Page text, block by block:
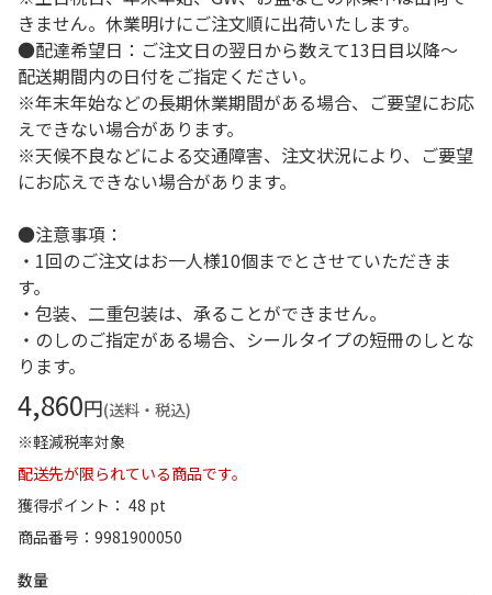
きません。休業明けにご注文順に出荷いたします。
●配達希望日：ご注文日の翌日から数えて13日目以降～
配送期間内の日付をご指定ください。
※年末年始などの長期休業期間がある場合、ご要望にお応
えできない場合があります。
※天候不良などによる交通障害、注文状況により、ご要望
にお応えできない場合があります。
●注意事項：
・1回のご注文はお一人様10個までとさせていただきま
す。
・包装、二重包装は、承ることができません。
・のしのご指定がある場合、シールタイプの短冊のしとな
ります。
4,860円(送料・税込)
※軽減税率対象
配送先が限られている商品です。
獲得ポイント： 48 pt
商品番号
9981900050
数量